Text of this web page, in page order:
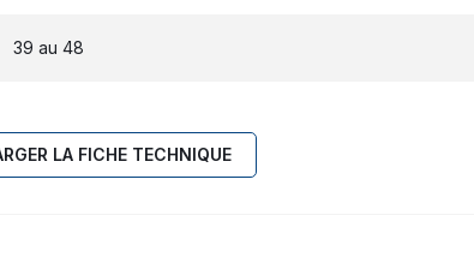
39 au 48
LA FICHE TECHNIQUE